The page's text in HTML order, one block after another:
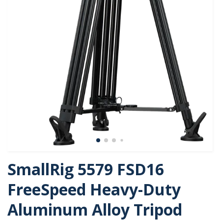
SmallRig 5579 FSD16
FreeSpeed Heavy-Duty
Aluminum Alloy Tripod